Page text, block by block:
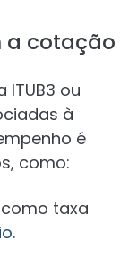
a cotação
ITUB3 ou
à
é
como:
como taxa
.